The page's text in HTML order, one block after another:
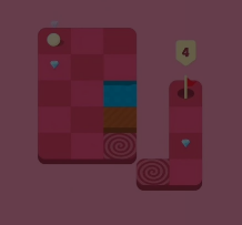
decisiones equivocadas.
envidia, engaño, traición... son
este juego. Aborda estos temas de una manera bastante
descuidada y salvaje, como si
posible de emociones
deshacer una fatídica elección
esto conduce a un final
Photographs es un juego